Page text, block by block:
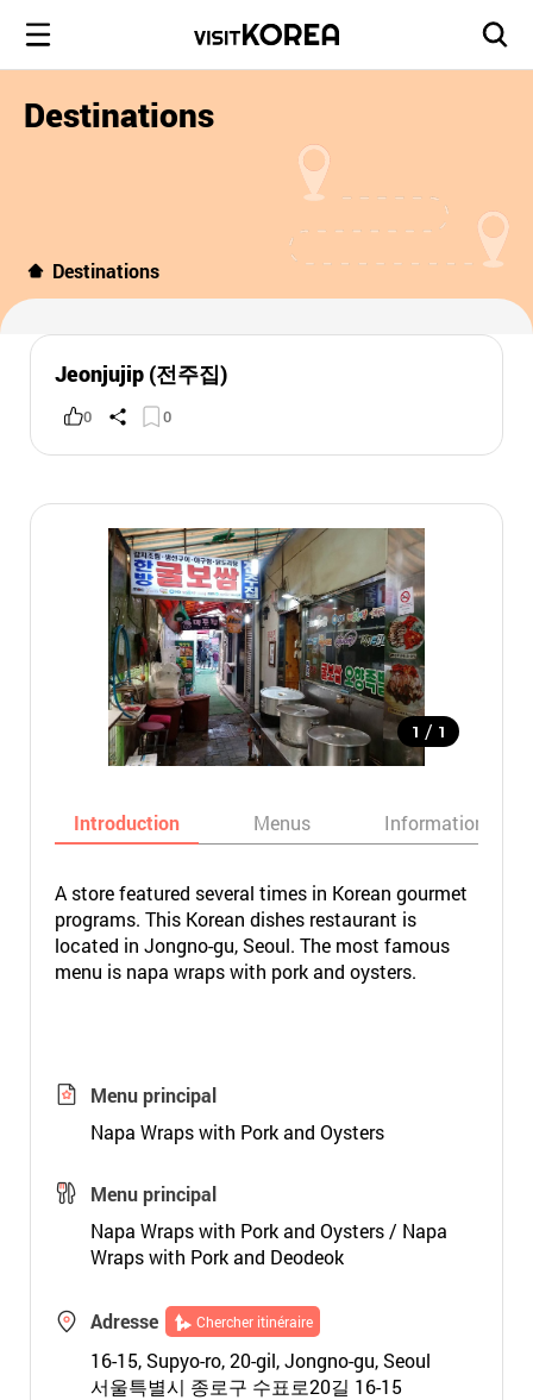
Destinations
Destinations
Jeonjujip (전주집)
0 0
1 / 1
Introduction Menus Informations
A store featured several times in Korean gourmet
programs. This Korean dishes restaurant is
located in Jongno-gu, Seoul. The most famous
menu is napa wraps with pork and oysters.
Menu principal
Napa Wraps with Pork and Oysters
Menu principal
Napa Wraps with Pork and Oysters / Napa
Wraps with Pork and Deodeok
Adresse Chercher itinéraire
16-15, Supyo-ro, 20-gil, Jongno-gu, Seoul
서울특별시 종로구 수표로20길 16-15